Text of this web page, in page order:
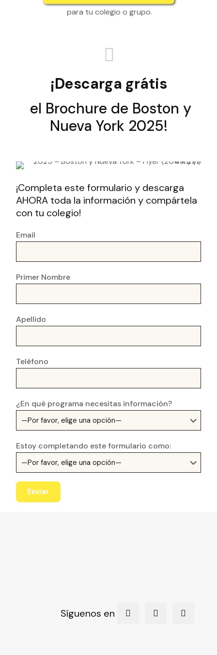
para tu colegio o grupo.
¡Descarga grátis
el Brochure de Boston y
Nueva York 2025!
¡Completa este formulario y descarga
AHORA toda la información y compártela
con tu colegio!
Email
Primer Nombre
Apellido
Teléfono
¿En qué programa necesitas información?
Estoy completando este formulario como:
Síguenos en